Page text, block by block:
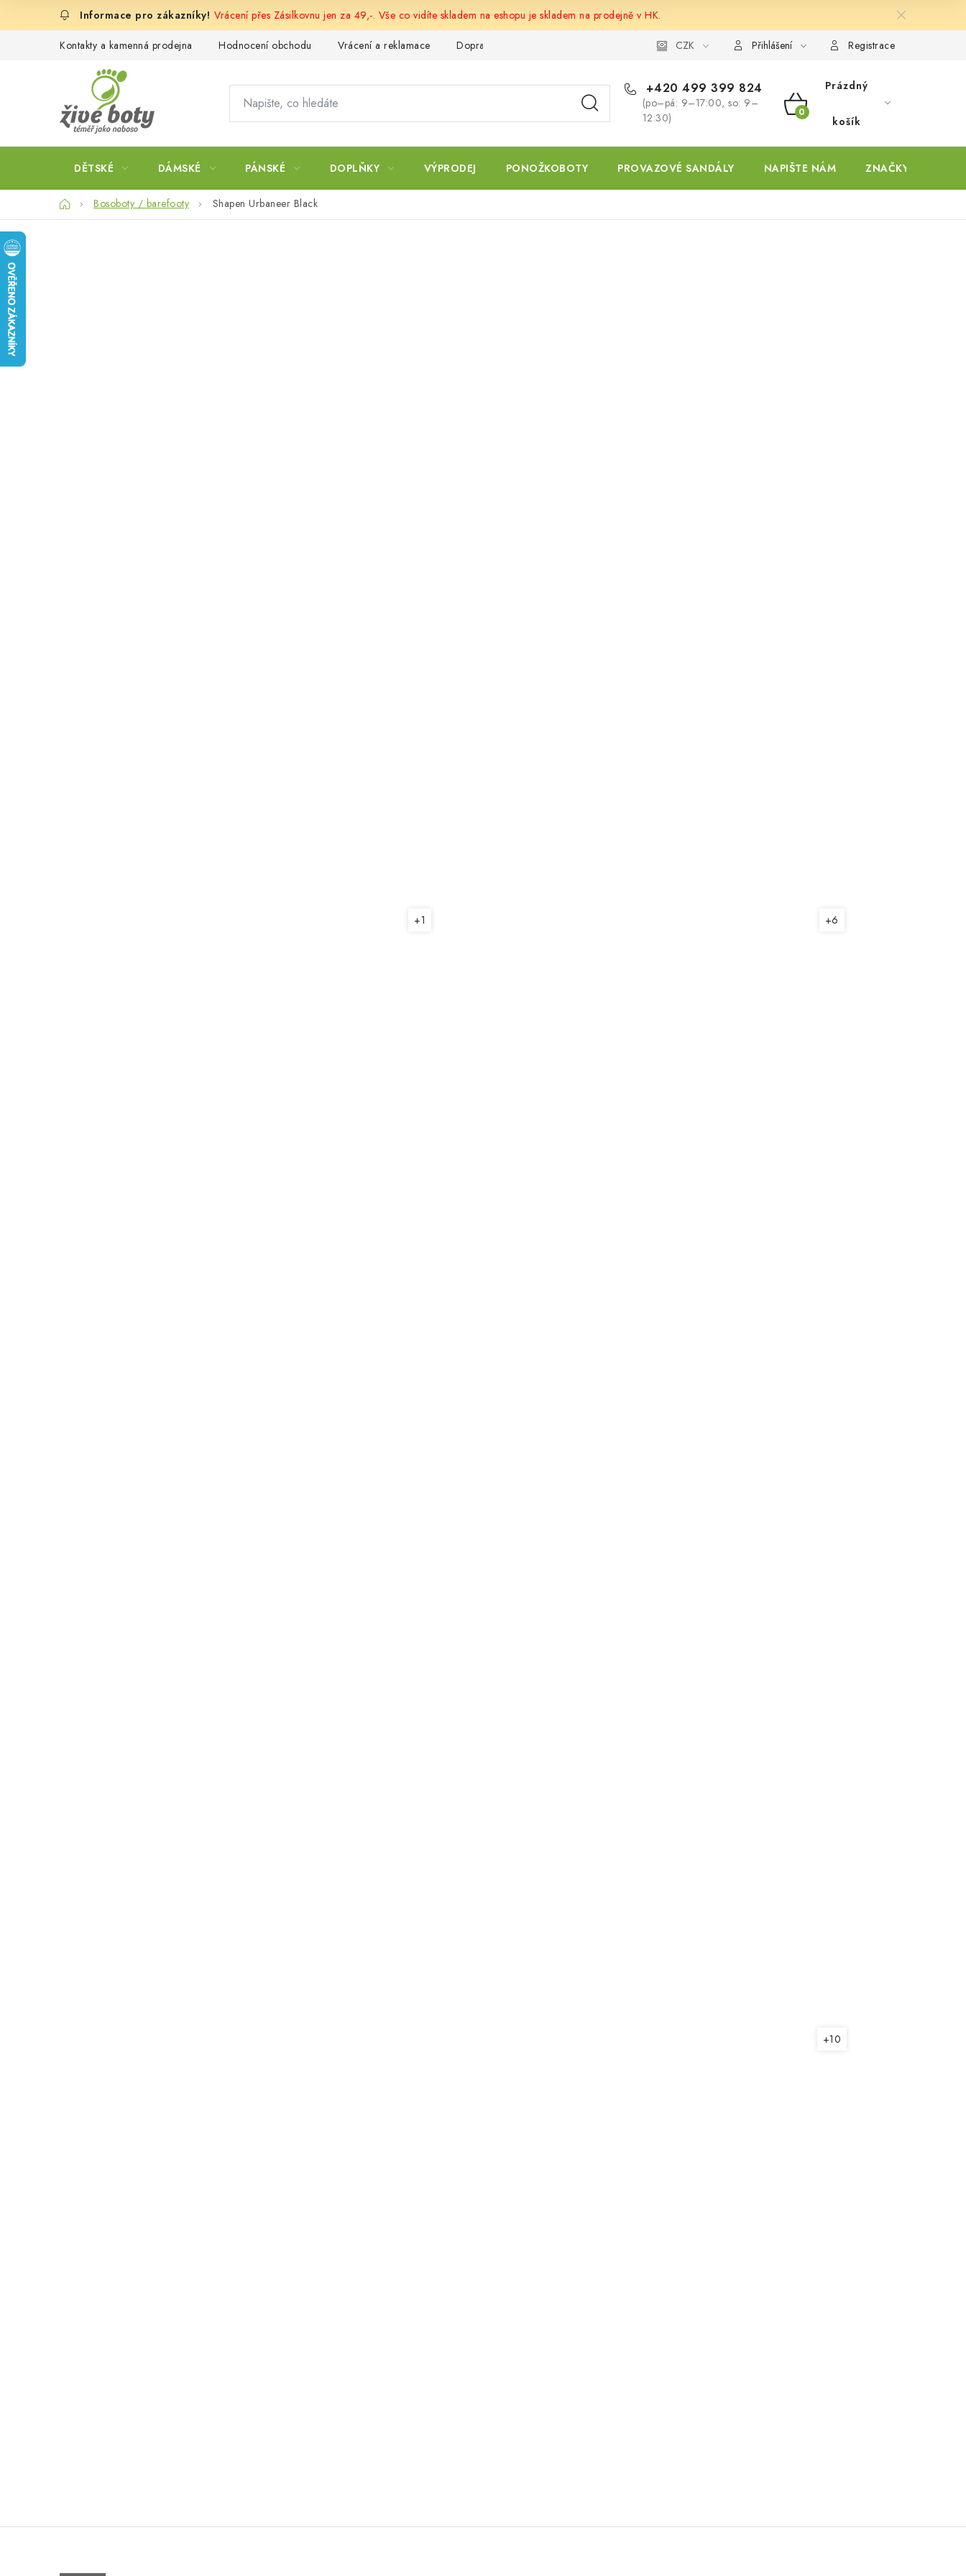
Vrácení přes Zásilkovnu jen za 49,-. Vše co vidíte skladem na eshopu je skladem na prodejně v HK.
Kontakty a kamenná prodejna Hodnocení obchodu Vrácení a reklamace Doprava a platba CZK Přihlášení Registrace
+420 499 399 824
(po–pá: 9–17:00, so: 9–
12:30)
NÁKUPNÍ
KOŠÍK
Prázdný
košík
DĚTSKÉ DÁMSKÉ PÁNSKÉ DOPLŇKY VÝPRODEJ PONOŽKOBOTY PROVAZOVÉ SANDÁLY NAPIŠTE NÁM ZNAČKY
DomůBosoboty / barefooty Shapen Urbaneer Black